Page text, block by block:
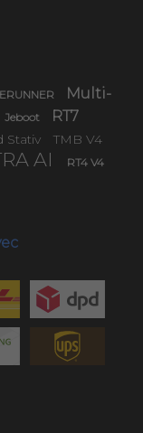
Multi-
Jeboot
RT7
Stativ
TMB V4
AI
RT4 V4